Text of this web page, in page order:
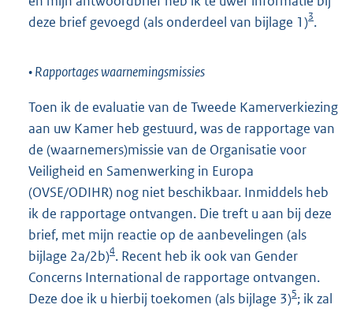
deze brief gevoegd (als onderdeel van bijlage 1)3.
• Rapportages waarnemingsmissies
Toen ik de evaluatie van de Tweede Kamerverkiezing
aan uw Kamer heb gestuurd, was de rapportage van
de (waarnemers)missie van de Organisatie voor
Veiligheid en Samenwerking in Europa
(OVSE/ODIHR) nog niet beschikbaar. Inmiddels heb
ik de rapportage ontvangen. Die treft u aan bij deze
brief, met mijn reactie op de aanbevelingen (als
bijlage 2a/2b)4. Recent heb ik ook van Gender
Concerns International de rapportage ontvangen.
Deze doe ik u hierbij toekomen (als bijlage 3)5; ik zal